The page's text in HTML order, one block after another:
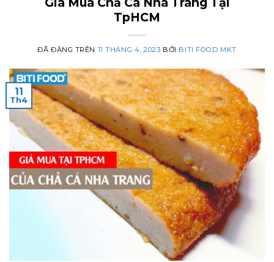
TpHCM
ĐÃ ĐĂNG TRÊN 11 THÁNG 4, 2023 BỞI BITI FOOD MKT
11
Th4